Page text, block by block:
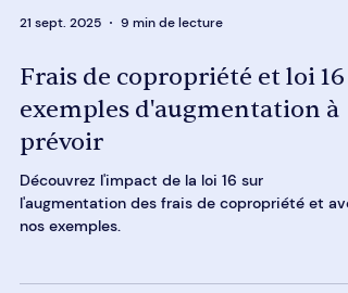
21 sept. 2025 9 min de lecture